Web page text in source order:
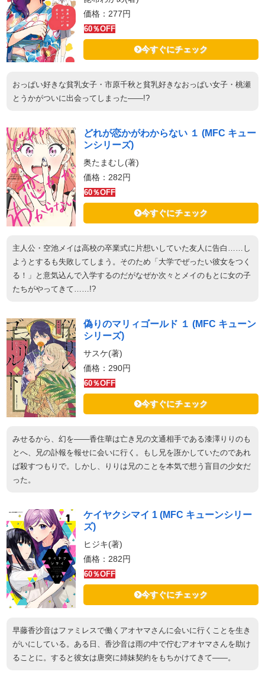
価格：277円
60％OFF
今すぐにチェック
おっぱい好きな貧乳女子・市原千秋と貧乳好きなおっぱい女子・桃瀬
とうかがついに出会ってしまった――!?
どれが恋かがわからない １ (MFC キュー
ンシリーズ)
奥たまむし(著)
価格：282円
60％OFF
今すぐにチェック
主人公・空池メイは高校の卒業式に片想いしていた友人に告白……し
ようとするも失敗してしまう。そのため「大学でぜったい彼女をつく
る！」と意気込んで入学するのだがなぜか次々とメイのもとに女の子
たちがやってきて……!?
偽りのマリィゴールド １ (MFC キューン
シリーズ)
サスケ(著)
価格：290円
60％OFF
今すぐにチェック
みせるから、幻を――香住華は亡き兄の文通相手である漆澤りりのも
とへ、兄の訃報を報せに会いに行く。もし兄を誑かしていたのであれ
ば殺すつもりで。しかし、りりは兄のことを本気で想う盲目の少女だ
った。
ケイヤクシマイ 1 (MFC キューンシリー
ズ)
ヒジキ(著)
価格：282円
60％OFF
今すぐにチェック
早藤香沙音はファミレスで働くアオヤマさんに会いに行くことを生き
がいにしている。ある日、香沙音は雨の中で佇むアオヤマさんを助け
ることに。すると彼女は唐突に姉妹契約をもちかけてきて――。